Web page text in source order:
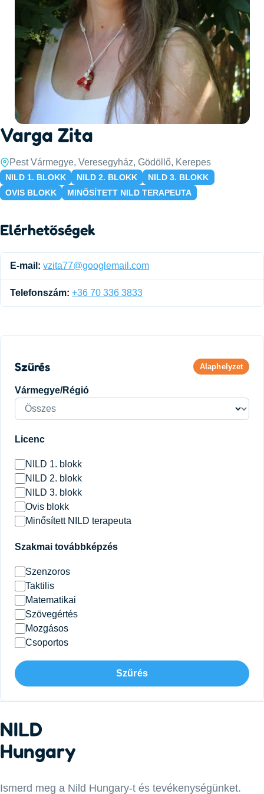
Varga Zita
Pest Vármegye, Veresegyház, Gödöllő, Kerepes
NILD 1. BLOKK NILD 2. BLOKK
NILD 3. BLOKK
OVIS BLOKK
MINŐSÍTETT NILD TERAPEUTA
Elérhetőségek
E-mail: vzita77@googlemail.com
Telefonszám: +36 70 336 3833
Szűrés Alaphelyzet
Vármegye/Régió
Licenc
NILD 1. blokk
NILD 2. blokk
NILD 3. blokk
Ovis blokk
Minősített NILD terapeuta
Szakmai továbbképzés
Szenzoros
Taktilis
Matematikai
Szövegértés
Mozgásos
Csoportos
Szűrés
NILD
Hungary
Ismerd meg a Nild Hungary-t és tevékenységünket.